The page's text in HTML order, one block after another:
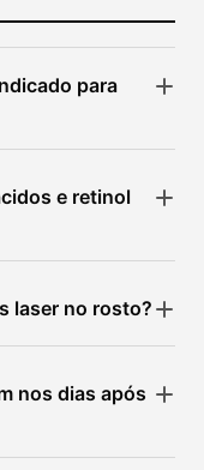
para
e retinol
laser no rosto?
nos dias após